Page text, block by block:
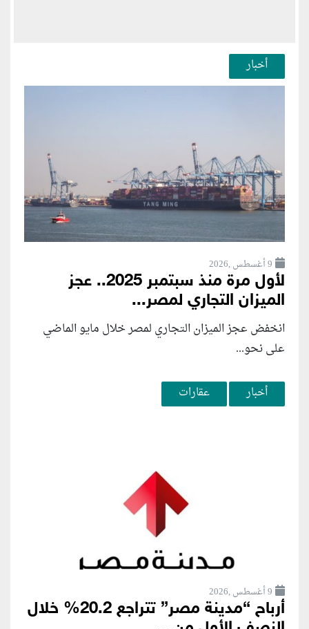
أخبار
9 أغسطس ,2026
لأول مرة منذ سبتمبر 2025.. عجز
الميزان التجاري لمصر...
انخفض عجز الميزان التجاري لمصر خلال مايو الماضي
على نحو...
أخبار عقارات
9 أغسطس ,2026
أرباح “مدينة مصر” تتراجع 20.2% خلال